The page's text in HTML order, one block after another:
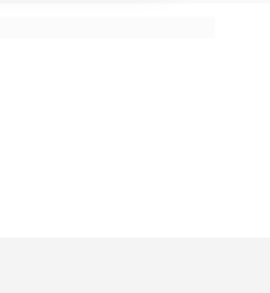
% des conso-cultivateurs en